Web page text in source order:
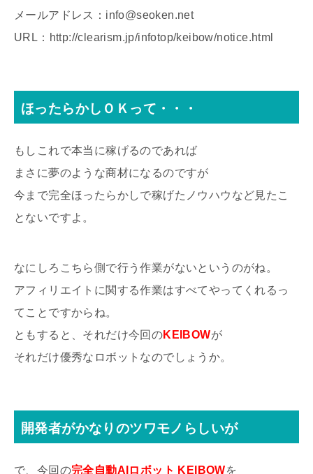
メールアドレス：info@seoken.net
URL：http://clearism.jp/infotop/keibow/notice.html
ほったらかしＯＫって・・・
もしこれで本当に稼げるのであれば
まさに夢のような商材になるのですが
今まで完全ほったらかしで稼げたノウハウなど見たこ
とないですよ。
なにしろこちら側で行う作業がないというのがね。
アフィリエイトに関する作業はすべてやってくれるっ
てことですからね。
ともすると、それだけ今回のKEIBOWが
それだけ優秀なロボットなのでしょうか。
開発者がかなりのツワモノらしいが
で、今回の完全自動AIロボット KEIBOWを